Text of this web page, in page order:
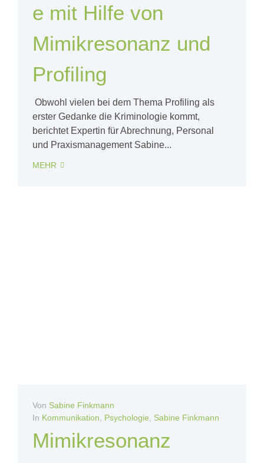
e mit Hilfe von
Mimikresonanz und
Profiling
Obwohl vielen bei dem Thema Profiling als
erster Gedanke die Kriminologie kommt,
berichtet Expertin für Abrechnung, Personal
und Praxismanagement Sabine...
MEHR
Von Sabine Finkmann
In Kommunikation Psychologie Sabine Finkmann
Mimikresonanz